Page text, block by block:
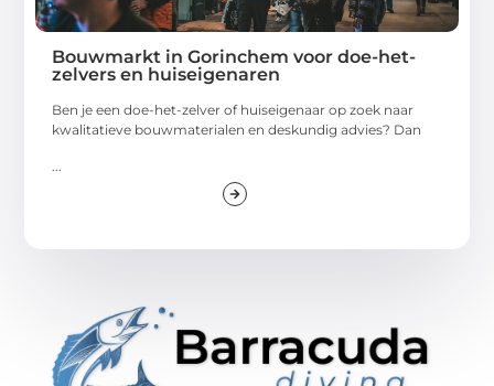
Bouwmarkt in Gorinchem voor doe-het-
zelvers en huiseigenaren
Ben je een doe-het-zelver of huiseigenaar op zoek naar
kwalitatieve bouwmaterialen en deskundig advies? Dan